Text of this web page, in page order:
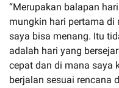
“Merupakan balapan
mungkin hari pertama di
saya bisa menang. Itu
adalah hari yang
cepat dan di mana saya
berjalan sesuai rencana